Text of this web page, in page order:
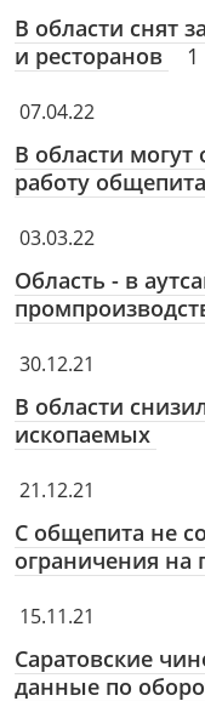
В области снят
и ресторанов
1
07.04.22
В области
работу общепита
03.03.22
Область - в
30.12.21
В области
ископаемых
21.12.21
С общепита не
ограничения на
15.11.21
Саратовские
данные по